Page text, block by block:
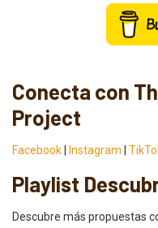
Conecta con
Project
Facebook Instagram
Playlist
Descubre más propuestas